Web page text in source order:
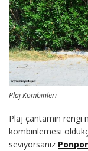
Plaj Kombinleri
Plaj çantamın rengi
kombinlemesi
seviyorsanız